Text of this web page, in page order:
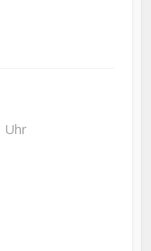
Uhr